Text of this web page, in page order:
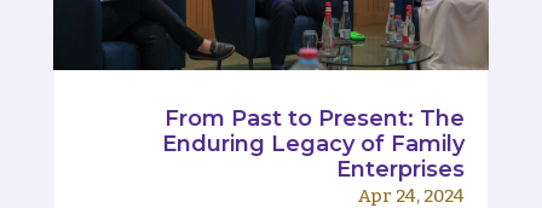
From Past to Present: The
Enduring Legacy of Family
Enterprises
Apr 24, 2024